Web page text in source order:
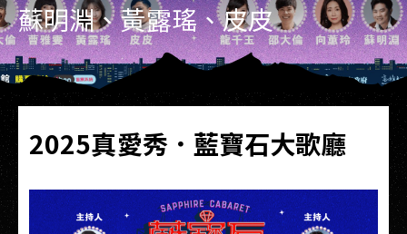
蘇明淵、黃露瑤、皮皮
2025真愛秀．藍寶石大歌廳